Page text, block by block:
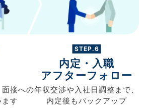
面接への
す
STEP.6
内定・入職
アフターフォロー
年収交渉や入社日調整まで、
内定後もバックアップ